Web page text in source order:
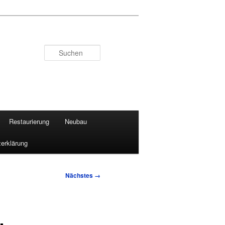
Restaurierung Neubau
Nächstes →